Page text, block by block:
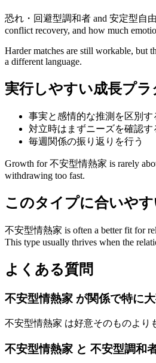
恐れ・回避型調和者 and 安定型自由
conflict recovery, and how much
Harder matches are still workable, but
a different language.
実行しやすい成長プラ
事実と感情的な推測を区別す
対立時はまずニーズを確認す
毎週関係の振り返りを行う
Growth for 不安型情熱家 is rarely
withdrawing too fast.
このタイプに合いや
不安型情熱家 is often a better fit for
This type usually thrives when the
よくある質問
不安型情熱家 が関係で特に
不安型情熱家 は好意そのものより
不安型情熱家 と 不安型調和